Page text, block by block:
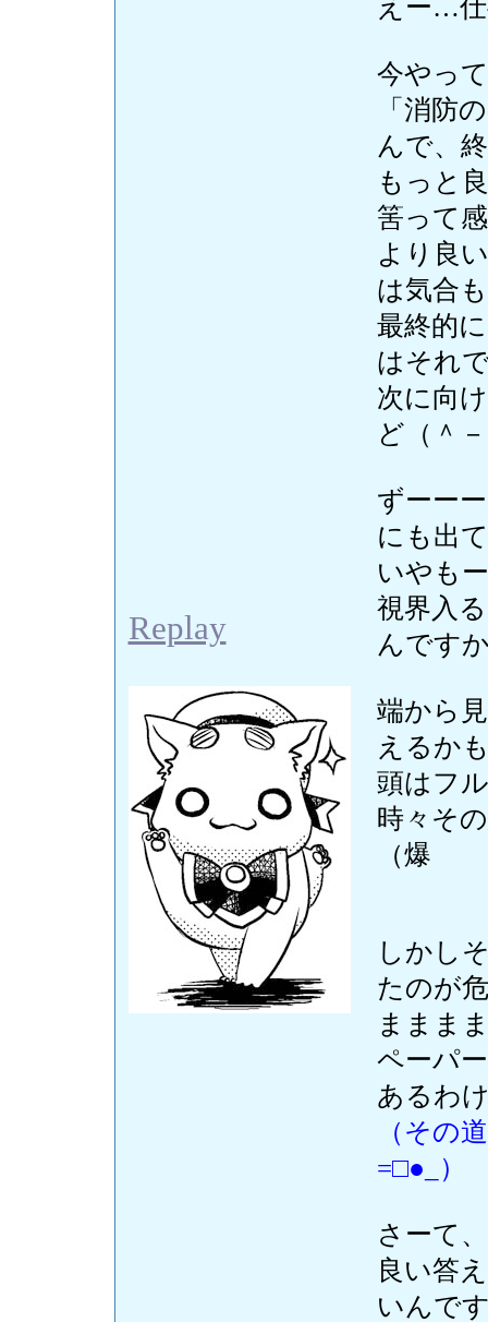
Replay
えー…
今やっ
「消防
んで、
もっと
筈って
より良
は気合
最終的
はそれ
次に向
ど（＾
ずーー
にも出
いやも
視界入
んです
端から
えるか
頭はフ
時々そ
（爆
しかし
たのが
ままま
ペーパ
あるわ
（その
=□●_）
さーて
良い答
いんで